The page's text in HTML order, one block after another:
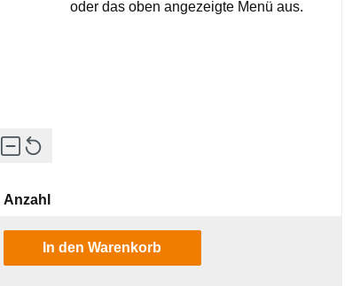
oder das oben angezeigte Menü aus.
Anzahl
In den Warenkorb